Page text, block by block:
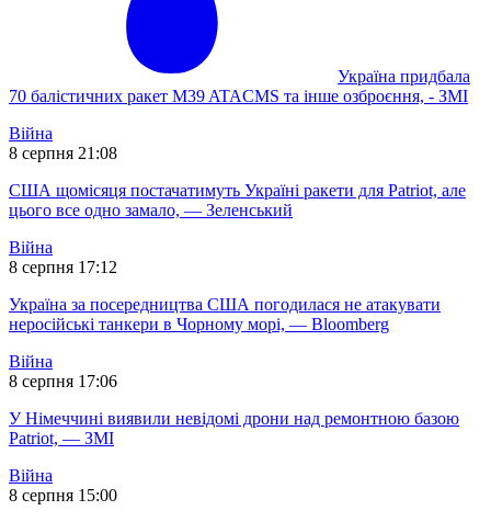
Україна придбала
70 балістичних ракет M39 ATACMS та інше озброєння, - ЗМІ
Війна
8 серпня 21:08
США щомісяця постачатимуть Україні ракети для Patriot, але
цього все одно замало, — Зеленський
Війна
8 серпня 17:12
Україна за посередництва США погодилася не атакувати
неросійські танкери в Чорному морі, — Bloomberg
Війна
8 серпня 17:06
У Німеччині виявили невідомі дрони над ремонтною базою
Patriot, — ЗМІ
Війна
8 серпня 15:00